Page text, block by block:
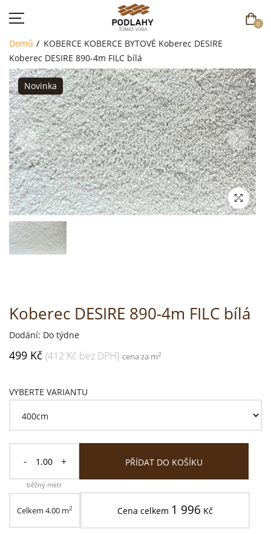
0
DOMŮ
SORTIMENT
AKCE
CENÍK
REFERENCE
SOUTĚŽ
Domů KOBERCE KOBERCE BYTOVÉ Koberec DESIRE
Koberec DESIRE 890-4m FILC bílá
Novinka
Koberec DESIRE 890-4m FILC bílá
Dodání: Do týdne
499 Kč (412 Kč bez DPH) cena za m2
VYBERTE VARIANTU
- +
běžný metr
PŘÍDAT DO KOŠÍKU
Celkem 4.00 m2 Cena celkem 1 996 Kč